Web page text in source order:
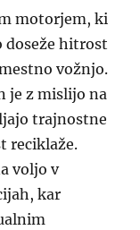
motorjem, ki
doseže hitrost
vožnjo.
je z mislijo na
trajnostne
reciklaže.
voljo v
kar